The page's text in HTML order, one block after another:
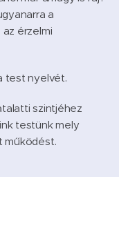
a
érzelmi
test nyelvét.
szintjéhez
testünk mely
működést.